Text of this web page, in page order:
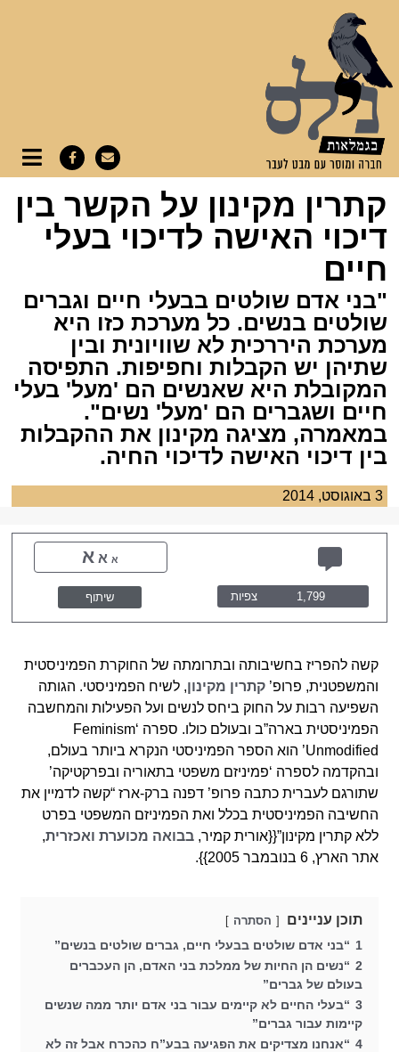
קתרין מקינון על הקשר בין
דיכוי האישה לדיכוי בעלי
חיים
"בני אדם שולטים בבעלי חיים וגברים
שולטים בנשים. כל מערכת כזו היא
מערכת היררכית לא שוויונית ובין
שתיהן יש הקבלות וחפיפות. התפיסה
המקובלת היא שאנשים הם 'מעל' בעלי
חיים ושגברים הם 'מעל' נשים".
במאמרה, מציגה מקינון את ההקבלות
בין דיכוי האישה לדיכוי החיה.
3 באוגוסט, 2014
א א א
צפיות 1,799 שיתוף
קשה להפריז בחשיבותה ובתרומתה של החוקרת הפמיניסטית
והמשפטנית, פרופ’קתרין מקינון, לשיח הפמיניסטי. הגותה
השפיעה רבות על החוק ביחס לנשים ועל הפעילות והמחשבה
הפמיניסטית בארה”ב ובעולם כולו. ספרה ‘Feminism
Unmodified’ הוא הספר הפמיניסטי הנקרא ביותר בעולם,
ובהקדמה לספרה ‘פמיניזם משפטי בתאוריה ובפרקטיקה’
שתורגם לעברית כתבה פרופ’ דפנה ברק-ארז “קשה לדמיין את
החשיבה הפמיניסטית בכלל ואת הפמיניזם המשפטי בפרט
ללא קתרין מקינון”{{אורית קמיר,בבואה מכוערת ואכזרית,
אתר הארץ, 6 בנובמבר 2005}}.
תוכן עניינים הסתרה
1 “בני אדם שולטים בבעלי חיים, גברים שולטים בנשים”
2 “נשים הן החיות של ממלכת בני האדם, הן העכברים
בעולם של גברים”
3 “בעלי החיים לא קיימים עבור בני אדם יותר ממה שנשים
קיימות עבור גברים”
4 “אנחנו מצדיקים את הפגיעה בבע”ח כהכרח אבל זה לא